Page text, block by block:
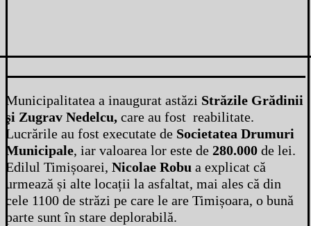
Municipalitatea a inaugurat astăzi Străzile Grădinii
şi Zugrav Nedelcu, care au fost reabilitate.
Lucrările au fost executate de Societatea Drumuri
Municipale, iar valoarea lor este de 280.000 de lei.
Edilul Timișoarei, Nicolae Robu a explicat că
urmează și alte locații la asfaltat, mai ales că din
cele 1100 de străzi pe care le are Timișoara, o bună
parte sunt în stare deplorabilă.